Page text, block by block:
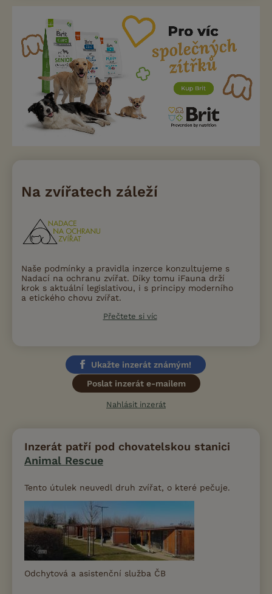
Na zvířatech záleží
Naše podmínky a pravidla inzerce konzultujeme s
Nadací na ochranu zvířat. Díky tomu iFauna drží
krok s aktuální legislativou, i s principy moderního
a etického chovu zvířat.
Přečtete si víc
Ukažte inzerát známým!
Poslat inzerát e-mailem
Nahlásit inzerát
Inzerát patří pod chovatelskou stanici
Animal Rescue
Tento útulek neuvedl druh zvířat, o které pečuje.
Odchytová a asistenční služba ČB